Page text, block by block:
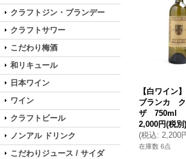
クラフトジン・ブランデー
クラフトサワー
こだわり梅酒
和リキュール
日本ワイン
ワイン
クラフトビール
ノンアル ドリンク
こだわりジュース / サイダ
【白ワイン
ブランカ
ザ 750ml
2,000円(税別)
(税込: 2,200
在庫数 6点